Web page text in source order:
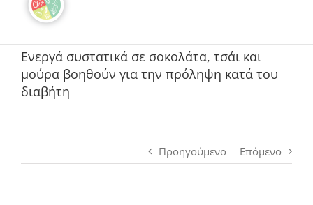
Ενεργά συστατικά σε σοκολάτα, τσάι και
μούρα βοηθούν για την πρόληψη κατά του
διαβήτη
Προηγούμενο Επόμενο